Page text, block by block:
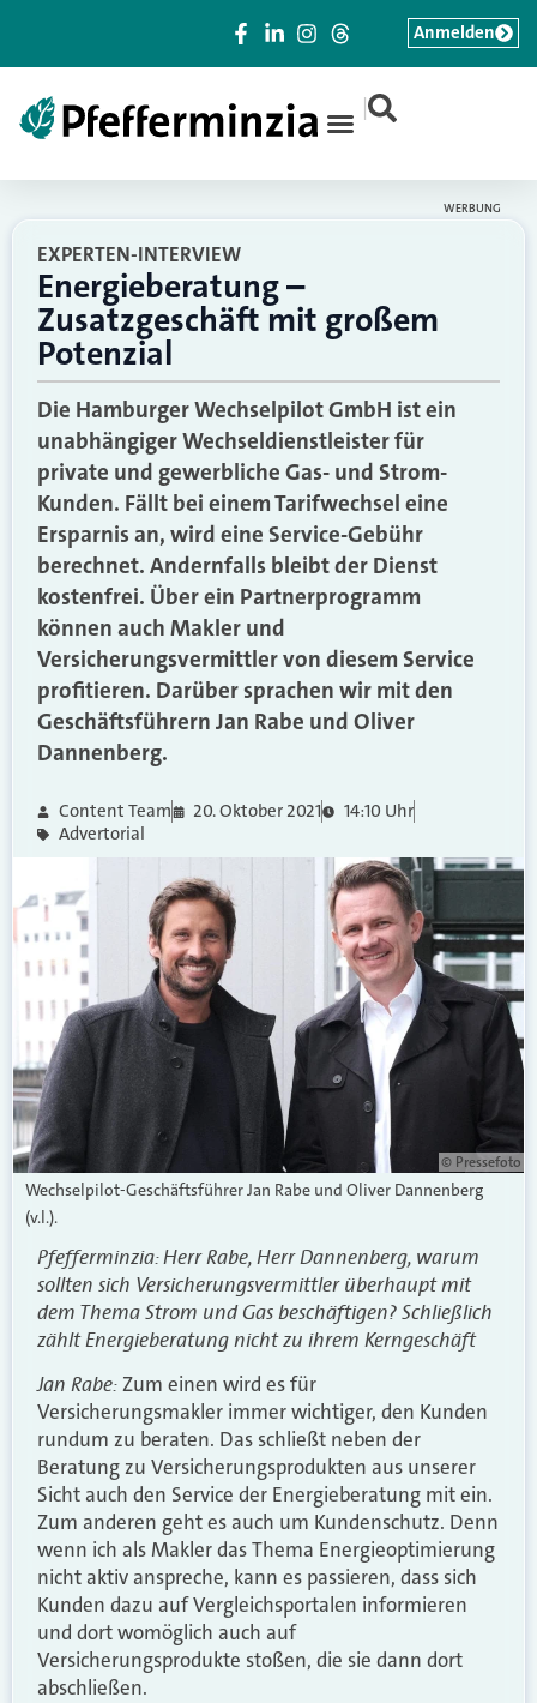
|
Anmelden
WERBUNG
EXPERTEN-INTERVIEW
Energieberatung –
Zusatzgeschäft mit großem
Potenzial
Die Hamburger Wechselpilot GmbH ist ein
unabhängiger Wechseldienstleister für
private und gewerbliche Gas- und Strom-
Kunden. Fällt bei einem Tarifwechsel eine
Ersparnis an, wird eine Service-Gebühr
berechnet. Andernfalls bleibt der Dienst
kostenfrei. Über ein Partnerprogramm
können auch Makler und
Versicherungsvermittler von diesem Service
profitieren. Darüber sprachen wir mit den
Geschäftsführern Jan Rabe und Oliver
Dannenberg.
Content Team 20. Oktober 2021
14:10 Uhr
Advertorial
© Pressefoto
Wechselpilot-Geschäftsführer Jan Rabe und Oliver Dannenberg
(v.l.).
Pfefferminzia: Herr Rabe, Herr Dannenberg, warum
sollten sich Versicherungsvermittler überhaupt mit
dem Thema Strom und Gas beschäftigen? Schließlich
zählt Energieberatung nicht zu ihrem Kerngeschäft
Jan Rabe:Zum einen wird es für
Versicherungsmakler immer wichtiger, den Kunden
rundum zu beraten. Das schließt neben der
Beratung zu Versicherungsprodukten aus unserer
Sicht auch den Service der Energieberatung mit ein.
Zum anderen geht es auch um Kundenschutz. Denn
wenn ich als Makler das Thema Energieoptimierung
nicht aktiv anspreche, kann es passieren, dass sich
Kunden dazu auf Vergleichsportalen informieren
und dort womöglich auch auf
Versicherungsprodukte stoßen, die sie dann dort
abschließen.